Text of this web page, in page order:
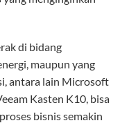
di bidang
maupun yang
antara lain Microsoft
Kasten K10, bisa
bisnis semakin